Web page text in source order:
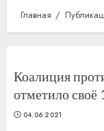
Главная
Коалиция
отметило своё
04.06.2021